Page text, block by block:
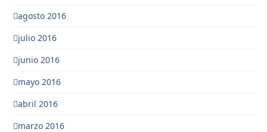
agosto 2016
julio 2016
junio 2016
mayo 2016
abril 2016
marzo 2016